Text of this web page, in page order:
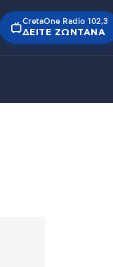
CretaOne Radio 102,3
ΔΕΊΤΕ ΖΩΝΤΑΝΆ